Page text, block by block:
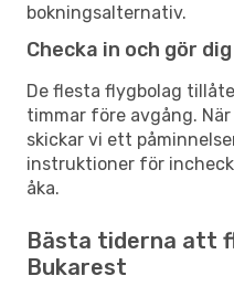
bokningsalternativ.
Checka in och gör
De flesta flygbolag
timmar före avgång.
skickar vi ett
instruktioner för
åka.
Bästa tiderna att
Bukarest